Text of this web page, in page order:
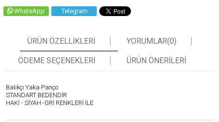
WhatsApp Telegram
ÜRÜN ÖZELLIKLERI YORUMLAR(0)
ÖDEME SEÇENEKLERI ÜRÜN ÖNERILERI
Balıkçı Yaka Panço
STANDART BEDENDİR
HAKİ - SİYAH -GRİ RENKLERİ İLE